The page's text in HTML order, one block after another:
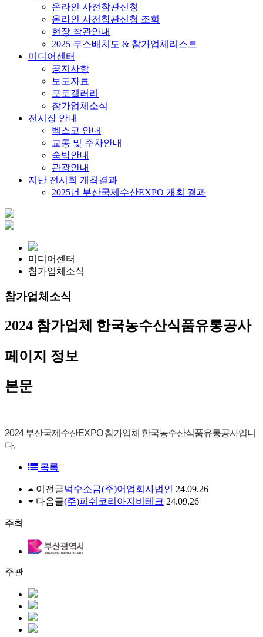
온라인 사전참관신청
온라인 사전참관신청 조회
현장 참관안내
2025 부스배치도 & 참가업체리스트
미디어센터
공지사항
보도자료
포토갤러리
참가업체소식
전시장 안내
벡스코 안내
교통 및 주차안내
숙박안내
관광안내
지난 전시회 개최결과
2025년 부산국제수산EXPO 개최 결과
미디어센터
참가업체소식
참가업체소식
2024 참가업체
한국농수산식품유통공사
페이지 정보
본문
2024 부산국제수산EXPO 참가업체 한국농수산식품유통공사입니
다.
목록
이전글벅수소금(주)어업회사법인 24.09.26
다음글(주)피쉬코리아지비테크 24.09.26
주최
주관